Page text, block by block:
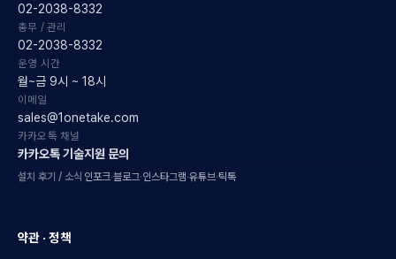
02-2038-8332
총무 / 관리
02-2038-8332
운영 시간
월~금 9시 ~ 18시
이메일
sales@1onetake.com
카카오톡 채널
카카오톡 기술지원 문의
설치 후기 / 소식 인포크·블로그·인스타그램·유튜브·틱톡
약관 · 정책